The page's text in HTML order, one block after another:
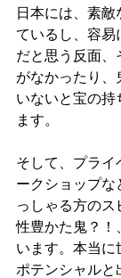
日本には、素敵
ているし、容易
だと思う反面、
がなかったり、
いないと宝の持
ます。
そして、プライ
ークショップな
っしゃる方の
性豊かた鬼？！
います。本当
ポテンシャルと